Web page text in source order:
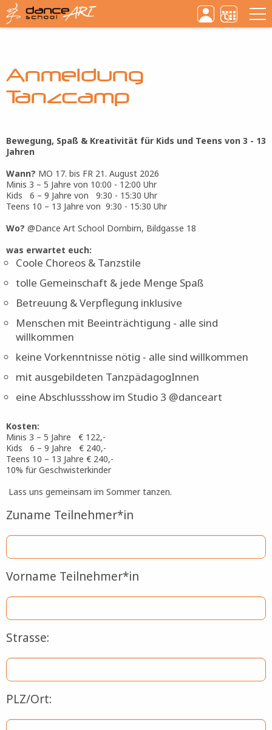
Inhalt
Anmeldung
Tanzcamp
Bewegung, Spaß & Kreativität für Kids und Teens von 3 - 13
Jahren
Wann? MO 17. bis FR 21. August 2026
Minis 3 – 5 Jahre von 10:00 - 12:00 Uhr
Kids 6 – 9 Jahre von 9:30 - 15:30 Uhr
Teens 10 – 13 Jahre von 9:30 - 15:30 Uhr
Wo? @Dance Art School Dornbirn, Bildgasse 18
was erwartet euch:
Coole Choreos & Tanzstile
tolle Gemeinschaft & jede Menge Spaß
Betreuung & Verpflegung inklusive
Menschen mit Beeinträchtigung - alle sind
willkommen
keine Vorkenntnisse nötig - alle sind willkommen
mit ausgebildeten TanzpädagogInnen
eine Abschlussshow im Studio 3 @danceart
Kosten:
Minis 3 – 5 Jahre € 122,-
Kids 6 – 9 Jahre € 240,-
Teens 10 – 13 Jahre € 240,-
10% für Geschwisterkinder
Lass uns gemeinsam im Sommer tanzen.
Zuname Teilnehmer*in
Vorname Teilnehmer*in
Strasse:
PLZ/Ort: